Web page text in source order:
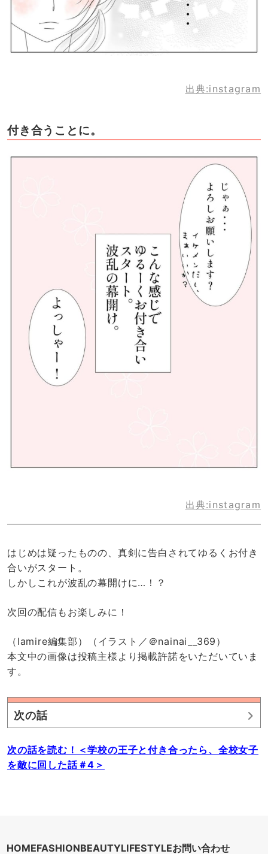
出典:instagram
付き合うことに。
出典:instagram
はじめは疑ったものの、真剣に告白されてゆるくお付き
合いがスタート。
しかしこれが波乱の幕開けに…！？
次回の配信もお楽しみに！
（lamire編集部）（イラスト／＠nainai__369）
本文中の画像は投稿主様より掲載許諾をいただいていま
す。
次の話
次の話を読む！＜学校の王子と付き合ったら、全校女子
を敵に回した話＃4＞
HOMEFASHIONBEAUTYLIFESTYLEお問い合わせ